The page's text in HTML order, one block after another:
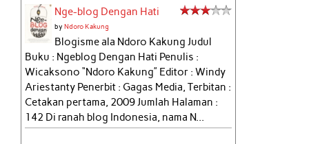
Nge-blog Dengan Hati
byNdoro Kakung
Blogisme ala Ndoro Kakung Judul
Buku : Ngeblog Dengan Hati Penulis :
Wicaksono “Ndoro Kakung” Editor : Windy
Ariestanty Penerbit : Gagas Media, Terbitan :
Cetakan pertama, 2009 Jumlah Halaman :
142 Di ranah blog Indonesia, nama N...